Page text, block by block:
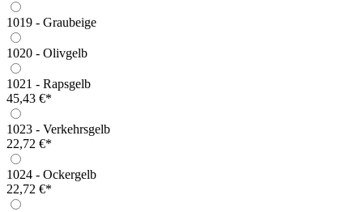
1019 - Graubeige
1020 - Olivgelb
1021 - Rapsgelb
45,43 €*
1023 - Verkehrsgelb
22,72 €*
1024 - Ockergelb
22,72 €*